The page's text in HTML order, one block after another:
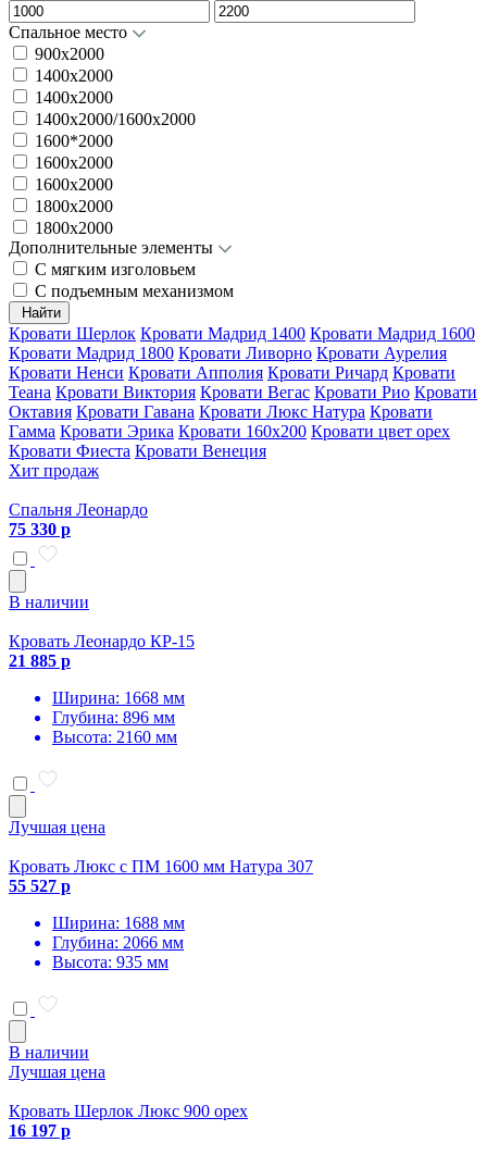
Спальное место
900х2000
1400x2000
1400х2000
1400х2000/1600x2000
1600*2000
1600x2000
1600х2000
1800x2000
1800х2000
Дополнительные элементы
С мягким изголовьем
С подъемным механизмом
Найти
Кровати Шерлок Кровати Мадрид 1400 Кровати Мадрид 1600
Кровати Мадрид 1800 Кровати Ливорно Кровати Аурелия
Кровати Ненси Кровати Апполия Кровати Ричард Кровати
Теана Кровати Виктория Кровати Вегас Кровати Рио Кровати
Октавия Кровати Гавана Кровати Люкс Натура Кровати
Гамма Кровати Эрика Кровати 160х200 Кровати цвет орех
Кровати Фиеста Кровати Венеция
Хит продаж
Спальня Леонардо
75 330 р
В наличии
Кровать Леонардо КР-15
21 885 р
Ширина: 1668 мм
Глубина: 896 мм
Высота: 2160 мм
Лучшая цена
Кровать Люкс с ПМ 1600 мм Натура 307
55 527 р
Ширина: 1688 мм
Глубина: 2066 мм
Высота: 935 мм
В наличии
Лучшая цена
Кровать Шерлок Люкс 900 орех
16 197 р